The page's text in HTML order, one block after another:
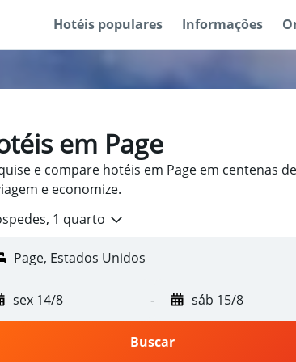
Hotéis populares Informações
em Page
e compare hotéis em Page em centenas
e economize.
1 quarto
sex 14/8 - sáb 15/8
Buscar